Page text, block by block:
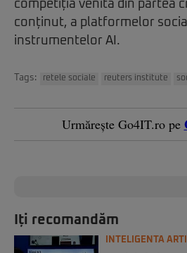
competiția venită din partea
conținut, a platformelor
instrumentelor AI.
Tags: retele sociale reuters institute
Urmărește Go4IT.ro pe
Iți recomandăm
INTELIGENTA